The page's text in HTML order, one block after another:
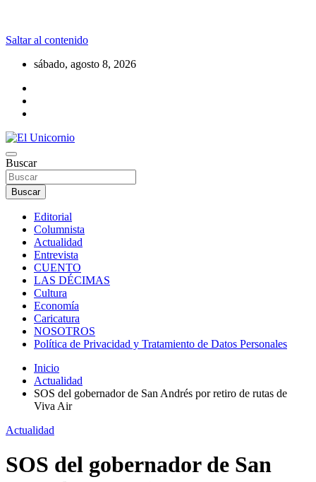
Saltar al contenido
sábado, agosto 8, 2026
El Unicornio
La realidad supera la fantasía
Buscar
Buscar
Editorial
Columnista
Actualidad
Entrevista
CUENTO
LAS DÉCIMAS
Cultura
Economía
Caricatura
NOSOTROS
Política de Privacidad y Tratamiento de Datos Personales
Inicio
Actualidad
SOS del gobernador de San Andrés por retiro de rutas de
Viva Air
Actualidad
SOS del gobernador de San